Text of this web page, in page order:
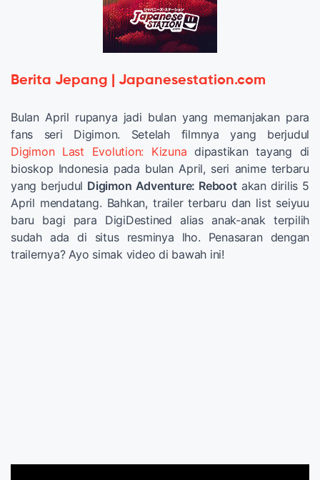
Berita Jepang | Japanesestation.com
Bulan April rupanya jadi bulan yang memanjakan para
fans seri Digimon. Setelah filmnya yang berjudul
Digimon Last Evolution: Kizuna dipastikan tayang di
bioskop Indonesia pada bulan April, seri anime terbaru
yang berjudul Digimon Adventure: Rebootakan dirilis 5
April mendatang. Bahkan, trailer terbaru dan list seiyuu
baru bagi para DigiDestined alias anak-anak terpilih
sudah ada di situs resminya lho. Penasaran dengan
trailernya? Ayo simak video di bawah ini!